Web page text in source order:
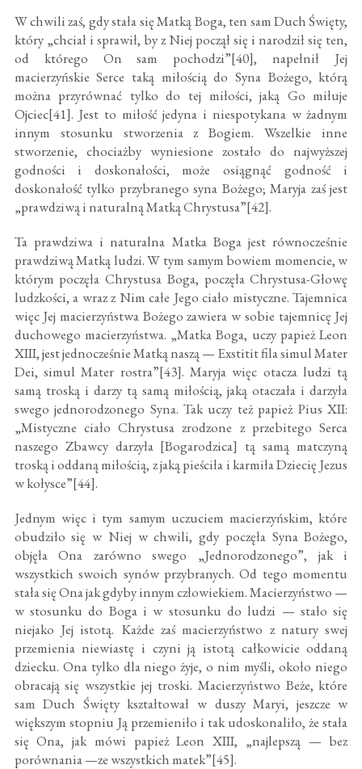
W chwili zaś, gdy stała się Matką Boga, ten sam Duch Święty,
który „chciał i sprawił, by z Niej począł się i narodził się ten,
od którego On sam pochodzi”[40], napełnił Jej
macierzyńskie Serce taką miłością do Syna Bożego, którą
można przyrównać tylko do tej miłości, jaką Go miłuje
Ojciec[41]. Jest to miłość jedyna i niespotykana w żadnym
innym stosunku stworzenia z Bogiem. Wszelkie inne
stworzenie, chociażby wyniesione zostało do najwyższej
godności i doskonałości, może osiągnąć godność i
doskonałość tylko przybranego syna Bożego; Maryja zaś jest
„prawdziwą i naturalną Matką Chrystusa”[42].
Ta prawdziwa i naturalna Matka Boga jest równocześnie
prawdziwą Matką ludzi. W tym samym bowiem momencie, w
którym poczęła Chrystusa Boga, poczęła Chrystusa-Głowę
ludzkości, a wraz z Nim całe Jego ciało mistyczne. Tajemnica
więc Jej macierzyństwa Bożego zawiera w sobie tajemnicę Jej
duchowego macierzyństwa. „Matka Boga, uczy papież Leon
XIII, jest jednocześnie Matką naszą — Exstitit fila simul Mater
Dei, simul Mater rostra”[43]. Maryja więc otacza ludzi tą
samą troską i darzy tą samą miłością, jaką otaczała i darzyła
swego jednorodzonego Syna. Tak uczy też papież Pius XII:
„Mistyczne ciało Chrystusa zrodzone z przebitego Serca
naszego Zbawcy darzyła [Bogarodzica] tą samą matczyną
troską i oddaną miłością, z jaką pieściła i karmiła Dziecię Jezus
w kołysce”[44].
Jednym więc i tym samym uczuciem macierzyńskim, które
obudziło się w Niej w chwili, gdy poczęła Syna Bożego,
objęła Ona zarówno swego „Jednorodzonego”, jak i
wszystkich swoich synów przybranych. Od tego momentu
stała się Ona jak gdyby innym człowiekiem. Macierzyństwo —
w stosunku do Boga i w stosunku do ludzi — stało się
niejako Jej istotą. Każde zaś macierzyństwo z natury swej
przemienia niewiastę i czyni ją istotą całkowicie oddaną
dziecku. Ona tylko dla niego żyje, o nim myśli, około niego
obracają się wszystkie jej troski. Macierzyństwo Beże, które
sam Duch Święty kształtował w duszy Maryi, jeszcze w
większym stopniu Ją przemieniło i tak udoskonaliło, że stała
się Ona, jak mówi papież Leon XIII, „najlepszą — bez
porównania —ze wszystkich matek”[45].